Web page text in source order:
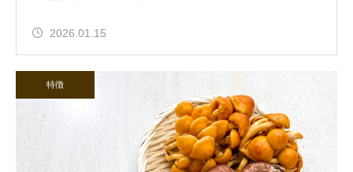
2026.01.15
特徴